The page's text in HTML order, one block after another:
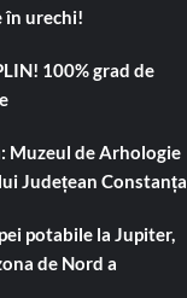
în urechi!
100% grad de
Muzeul de Arhologie
Județean Constanța
potabile la Jupiter,
de Nord a